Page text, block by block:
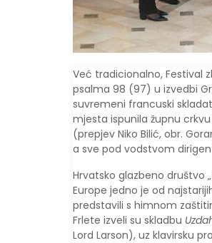
Već tradicionalno, Festival
psalma 98 (97) u izvedbi
suvremeni francuski
mjesta ispunila župnu
(prepjev Niko Bilić, obr.
a sve pod vodstvom
Hrvatsko glazbeno društvo
Europe jedno je od
predstavili s himnom
Frlete izveli su skladbu
Lord Larson), uz klavirsku